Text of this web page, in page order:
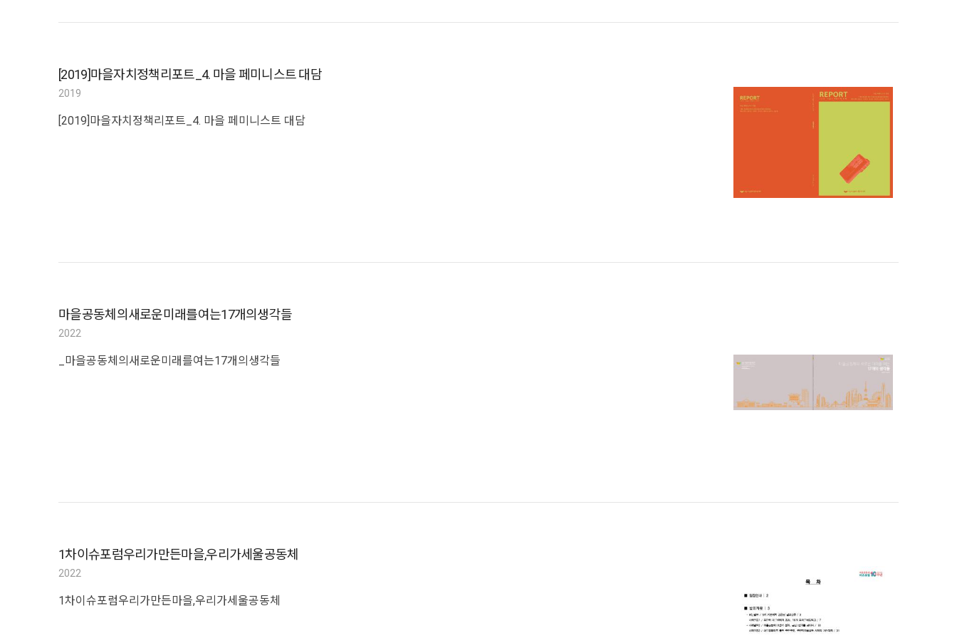
[2019]마을자치정책리포트_4. 마을 페미니스트 대담
2019
[2019]마을자치정책리포트_4. 마을 페미니스트 대담
마을공동체의새로운미래를여는17개의생각들
2022
_마을공동체의새로운미래를여는17개의생각들
1차이슈포럼우리가만든마을,우리가세울공동체
2022
1차이슈포럼우리가만든마을,우리가세울공동체